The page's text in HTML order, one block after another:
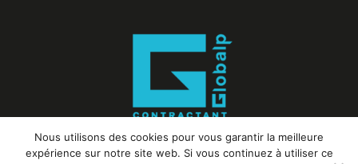
Nous utilisons des cookies pour vous garantir la meilleure
expérience sur notre site web. Si vous continuez à utiliser ce